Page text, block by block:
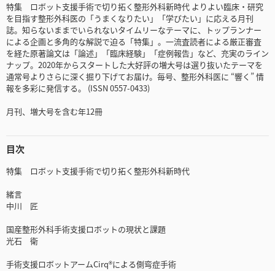
特集 ロボット支援手術で切り拓く整形外科新時代 よりよい臨床・研究
を目指す整形外科医の「うまくなりたい」「学びたい」に応える月刊
誌。知らないままでいられないタイムリーなテーマに、トップランナー
による企画と多角的な解説で迫る「特集」。一流査読者による厳正審査
を経た原著論文は「論述」「臨床経験」「症例報告」など、充実のライン
ナップ。2020年からスタートした大好評の増大号は選り抜いたテーマを
通常号よりさらに深く掘り下げてお届け。毎号、整形外科医に “響く” 情
報を多彩に発信する。 (ISSN 0557-0433)
月刊、増大号を含む年12冊
目次
特集 ロボット支援手術で切り拓く整形外科新時代
緒言
中川 匠
国産整形外科手術支援ロボットの現状と課題
光石 衛
手術支援ロボットアームCirq®による側弯症手術